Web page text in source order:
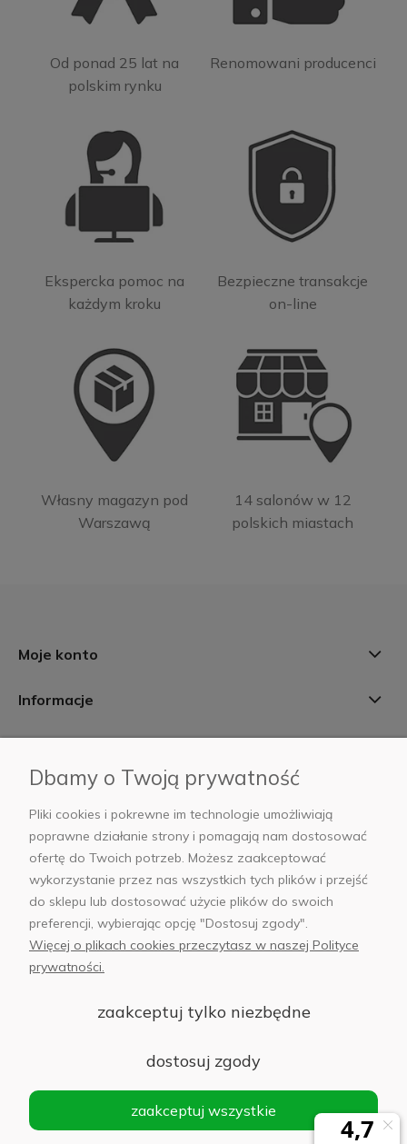
Od ponad 25 lat na
polskim rynku
Renomowani producenci
Ekspercka pomoc na
każdym kroku
Bezpieczne transakcje
on-line
Własny magazyn pod
Warszawą
14 salonów w 12
polskich miastach
Moje konto
Informacje
AB Foto
sklep@abfoto.pl
+48 797 971 275
Sp. z o.o.
Siedziba: 02-486 WARSZAWA, Al. Jerozolimskie 176, NIP
1132646403 KRS nr 0000271999
Dbamy o Twoją prywatność
Pliki cookies i pokrewne im technologie umożliwiają
poprawne działanie strony i pomagają nam dostosować
ofertę do Twoich potrzeb. Możesz zaakceptować
wykorzystanie przez nas wszystkich tych plików i przejść
do sklepu lub dostosować użycie plików do swoich
preferencji, wybierając opcję "Dostosuj zgody".
Więcej o plikach cookies przeczytasz w naszej Polityce
prywatności.
zaakceptuj tylko niezbędne
dostosuj zgody
zaakceptuj wszystkie